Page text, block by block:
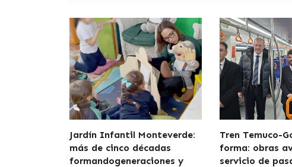
Jardín Infantil Monteverde:
más de cinco décadas
formandogeneraciones y
Tren Temuco-
forma: obras
servicio de